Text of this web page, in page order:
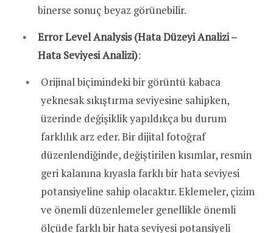
binerse sonuç beyaz görünebilir.
Error Level Analysis (Hata Düzeyi Analizi –
Hata Seviyesi Analizi):
Orijinal biçimindeki bir görüntü kabaca
yeknesak sıkıştırma seviyesine sahipken,
üzerinde değişiklik yapıldıkça bu durum
farklılık arz eder. Bir dijital fotoğraf
düzenlendiğinde, değiştirilen kısımlar, resmin
geri kalanına kıyasla farklı bir hata seviyesi
potansiyeline sahip olacaktır. Eklemeler, çizim
ve önemli düzenlemeler genellikle önemli
ölçüde farklı bir hata seviyesi potansiyeli